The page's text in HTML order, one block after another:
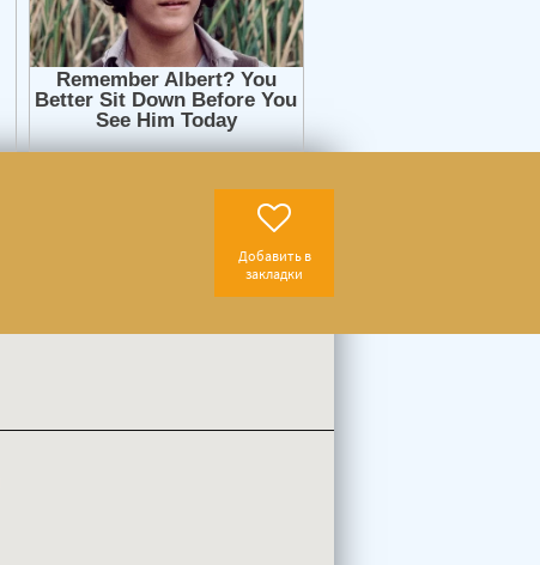
Добавить в
закладки